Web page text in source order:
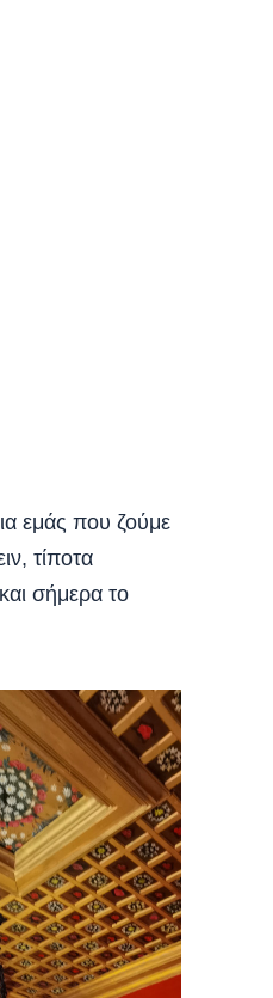
εμάς που ζούμε
τίποτα
σήμερα το